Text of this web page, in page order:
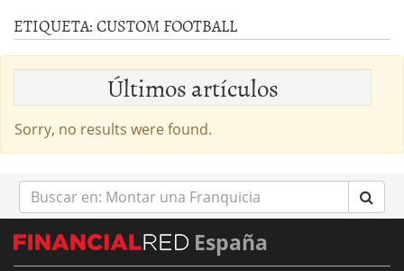
ETIQUETA:CUSTOM FOOTBALL
Últimos artículos
Sorry, no results were found.
Buscar
en:
España